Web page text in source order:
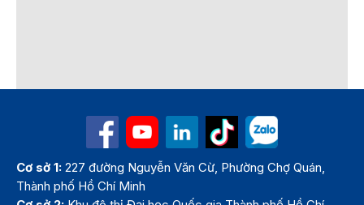
Cơ sở 1: 227 đường Nguyễn Văn Cừ, Phường Chợ Quán,
Thành phố Hồ Chí Minh